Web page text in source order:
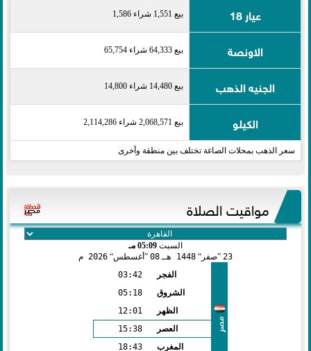
عيار 18 بيع 1,551 شراء 1,586
الاونصة بيع 64,333 شراء 65,754
الجنيه الذهب بيع 14,480 شراء 14,800
الكيلو بيع 2,068,571 شراء 2,114,286
سعر الذهب بمحلات الصاغة تختلف بين منطقة وأخرى
مواقيت الصلاة
السبت 05:09 مـ
23
صفر 1448 هـ 08 أغسطس 2026 م
مصر
الفجر
03:42
الشروق
05:18
الظهر
12:01
العصر
15:38
المغرب
18:43